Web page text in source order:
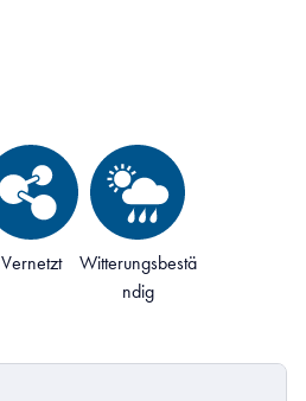
Vernetzt
Witterungsbestä
ndig